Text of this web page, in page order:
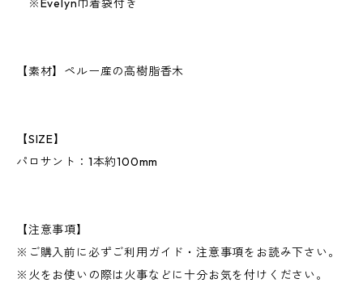
※Evelyn巾着袋付き
【素材】ペルー産の高樹脂香木
【SIZE】
パロサント：1本約100mm
【注意事項】
※ご購入前に必ずご利用ガイド・注意事項をお読み下さい。
※火をお使いの際は火事などに十分お気を付けください。